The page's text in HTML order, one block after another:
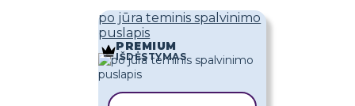
po jūra teminis spalvinimo
puslapis
PREMIUM
IŠDĖSTYMAS